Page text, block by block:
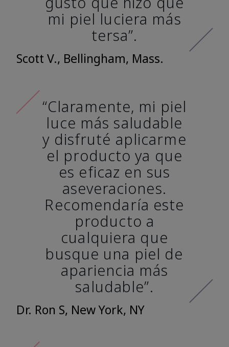
mi piel luciera más
tersa”.
Scott V., Bellingham, Mass.
“Claramente, mi piel
luce más saludable
y disfruté aplicarme
el producto ya que
es eficaz en sus
aseveraciones.
Recomendaría este
producto a
cualquiera que
busque una piel de
apariencia más
saludable”.
Dr. Ron S, New York, NY